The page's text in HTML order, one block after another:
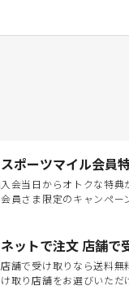
スポーツマイル会員
入会当日からオトクな特典
会員さま限定のキャンペー
ネットで注文 店舗で
店舗で受け取りなら送料無
け取り店舗をお選びいただ